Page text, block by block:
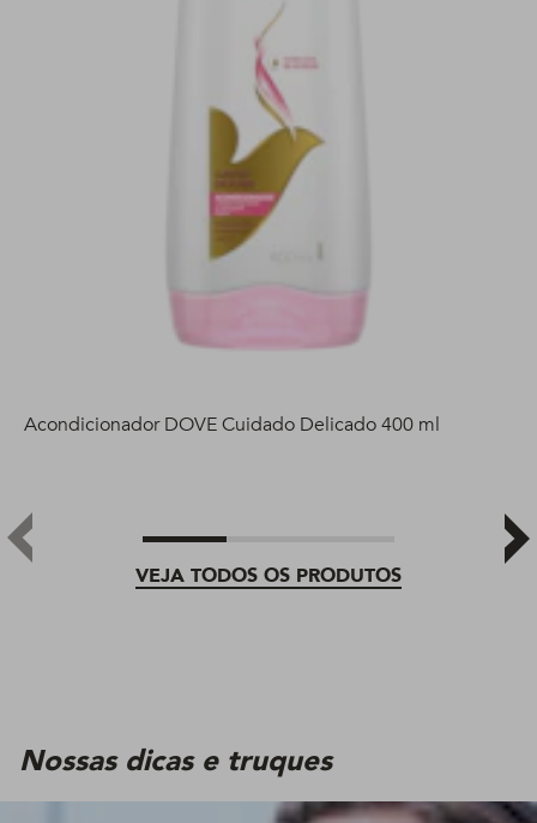
VEJA TODOS OS PRODUTOS
Acondicionador DOVE Cuidado Delicado 400 ml
Nossas dicas e truques